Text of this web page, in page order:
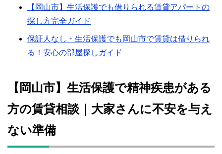
【岡山市】生活保護でも借りられる賃貸アパートの
探し方完全ガイド
保証人なし・生活保護でも岡山市で賃貸は借りられ
る！安心の部屋探しガイド
【岡山市】生活保護で精神疾患がある
方の賃貸相談｜大家さんに不安を与え
ない準備